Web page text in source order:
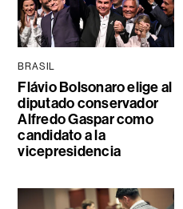
BRASIL
Flávio Bolsonaro elige al
diputado conservador
Alfredo Gaspar como
candidato a la
vicepresidencia